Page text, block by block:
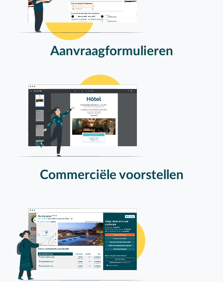
Aanvraagformulieren
Commerciële voorstellen